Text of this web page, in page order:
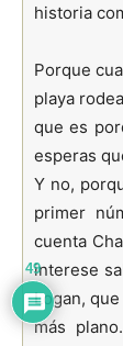
historia
Porque
playa
que es
esperas
Y no,
primer
cuenta
interese
Logan,
más
49